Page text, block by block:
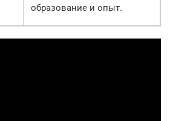
образование и опыт.